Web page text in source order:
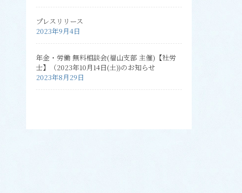
プレスリリース
2023年9月4日
年金・労働 無料相談会(福山支部 主催)【社労
士】（2023年10月14日(土))のお知らせ
2023年8月29日